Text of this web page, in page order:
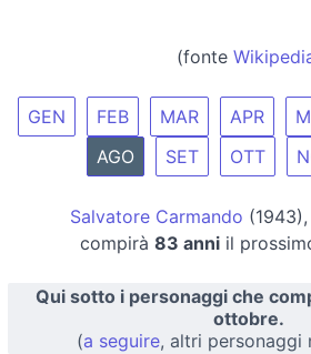
(fonte
GEN FEB MAR APR
AGO
SET OTT
Salvatore Carmando
compirà 83 anniil
Qui sotto i personaggi che
ottobre.
(a seguire, altri personaggi